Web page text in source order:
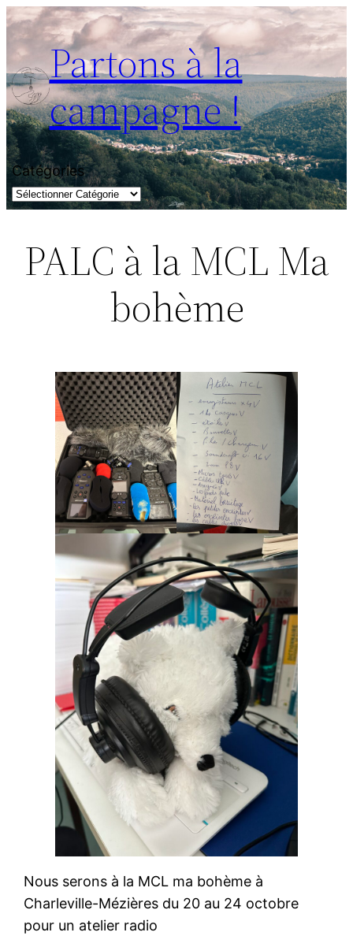
Aller
au
contenuPartons à la
campagne !
Catégories
PALC à la MCL Ma
bohème
Nous serons à la MCL ma bohème à
Charleville-Mézières du 20 au 24 octobre
pour un atelier radio